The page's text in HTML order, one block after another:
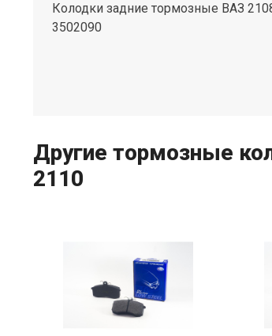
Колодки задние тормозные ВАЗ
3502090
Другие тормозные
2110